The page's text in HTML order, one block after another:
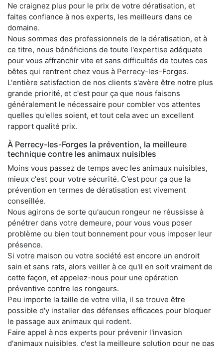
Ne craignez plus pour le prix de votre dératisation, et
faites confiance à nos experts, les meilleurs dans ce
domaine.
Nous sommes des professionnels de la dératisation, et à
ce titre, nous bénéficions de toute l'expertise adéquate
pour vous affranchir vite et sans difficultés de toutes ces
bêtes qui rentrent chez vous à Perrecy-les-Forges.
L'entière satisfaction de nos clients s'avère être notre plus
grande priorité, et c'est pour ça que nous faisons
généralement le nécessaire pour combler vos attentes
quelles qu'elles soient, et tout cela avec un excellent
rapport qualité prix.
À Perrecy-les-Forges la prévention, la meilleure
technique contre les animaux nuisibles
Moins vous passez de temps avec les animaux nuisibles,
mieux c'est pour votre sécurité. C'est pour ça que la
prévention en termes de dératisation est vivement
conseillée.
Nous agirons de sorte qu'aucun rongeur ne réussisse à
pénétrer dans votre demeure, pour vous vous poser
problème ou bien tout bonnement pour vous imposer leur
présence.
Si votre maison ou votre société est encore un endroit
sain et sans rats, alors veiller à ce qu'il en soit vraiment de
cette façon, et appelez-nous pour une opération
préventive contre les rongeurs.
Peu importe la taille de votre villa, il se trouve être
possible d'y installer des défenses efficaces pour bloquer
le passage aux animaux qui rodent.
Faire appel à nos experts pour prévenir l'invasion
d'animaux nuisibles, c'est la meilleure solution pour ne pas